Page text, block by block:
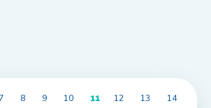
8 9 10 11 12 13 14